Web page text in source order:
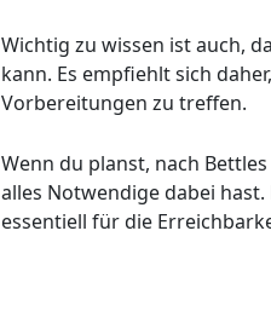
Wichtig zu wissen ist auch,
kann. Es empfiehlt sich
Vorbereitungen zu treffen.
Wenn du planst, nach
alles Notwendige dabei
essentiell für die